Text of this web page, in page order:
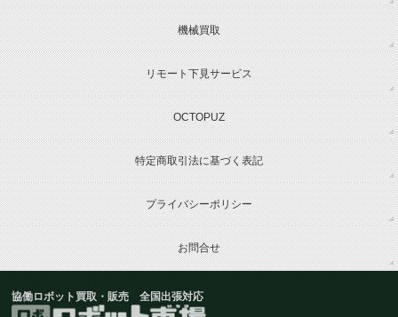
機械買取
リモート下見サービス
OCTOPUZ
特定商取引法に基づく表記
プライバシーポリシー
お問合せ
協働ロボット買取・販売 全国出張対応